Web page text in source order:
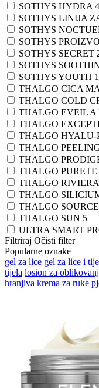
SOTHYS HYDRA
SOTHYS LINIJA
SOTHYS
SOTHYS
SOTHYS SECRET
SOTHYS
SOTHYS YOUTH
THALGO CICA
THALGO COLD
THALGO EVEIL A
THALGO
THALGO HYALU-
THALGO
THALGO
THALGO
THALGO
THALGO
THALGO
THALGO SUN 5
ULTRA SMART
Filtriraj Očisti filter
Popularne oznake
gel za lice gel za lice i
tijela losion za
hranjiva krema za ruke